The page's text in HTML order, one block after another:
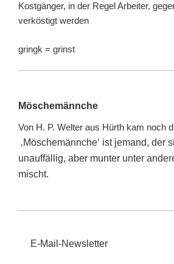
Kostgänger, in der Regel Arbeiter,
verköstigt werden
gringk = grinst
Möschemännche
Von H. P. Welter aus Hürth kam noch
‚Möschemännche‘ ist jemand, der
unauffällig, aber munter unter
mischt.
E-Mail-Newsletter